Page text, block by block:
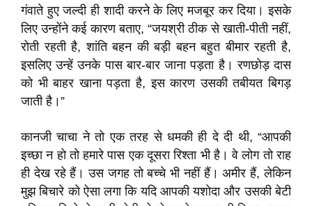
गंवाते हुए जल्दी ही शादी करने के लिए मजबूर कर दिया। इसके
लिए उन्होंने कई कारण बताए, “जयश्री ठीक से खाती-पीती नहीं,
रोती रहती है, शांति बहन की बड़ी बहन बहुत बीमार रहती है,
इसलिए उन्हें उनके पास बार-बार जाना पड़ता है। रणछोड़ दास
को भी बाहर खाना पड़ता है, इस कारण उसकी तबीयत बिगड़
जाती है।”
कानजी चाचा ने तो एक तरह से धमकी ही दे दी थी, “आपकी
इच्छा न हो तो हमारे पास एक दूसरा रिश्ता भी है। वे लोग तो राह
ही देख रहे हैं। उस जगह तो बच्चे भी नहीं हैं। अमीर हैं, लेकिन
मुझ बिचारे को ऐसा लगा कि यदि आपकी यशोदा और उसकी बेटी